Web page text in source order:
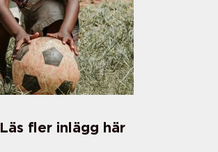
Läs fler inlägg här